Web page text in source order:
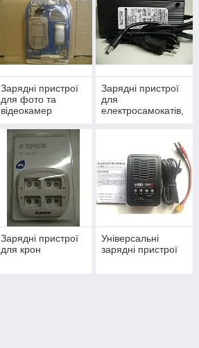
Переглянути каталог
Зарядні пристрої
для фото та
відеокамер
Зарядні пристрої
для
електросамокатів,
Зарядні пристрої
для крон
Універсальні
зарядні пристрої